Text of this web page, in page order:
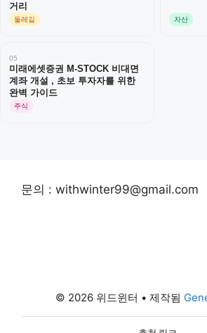
거리
둘레길 자산
05
미래에셋증권 M-STOCK 비대면
계좌 개설 , 초보 투자자를 위한
완벽 가이드
주식
문의 : withwinter99@gmail.com
© 2026 위드윈터 • 제작됨